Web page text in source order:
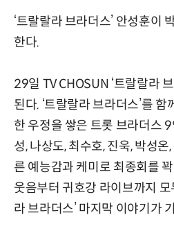
‘트랄랄라 브라더스’ 안성훈이
한다.
29일 TV CHOSUN ‘트랄랄라
된다. ‘트랄랄라 브라더스’를
한 우정을 쌓은 트롯 브라더스
성, 나상도, 최수호, 진욱, 박성
른 예능감과 케미로 최종회를
웃음부터 귀호강 라이브까지 모
라 브라더스’ 마지막 이야기가